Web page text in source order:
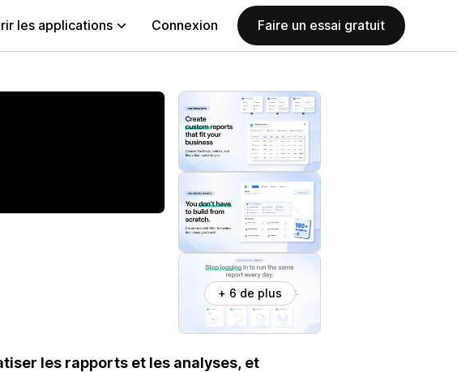
les applications Connexion Faire un essai gratuit
+ 6 de plus
les rapports et les analyses, et